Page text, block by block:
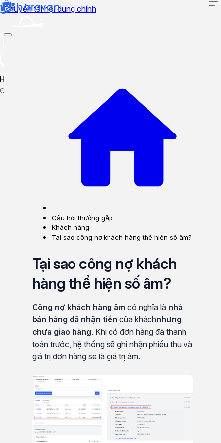
Chuyển tới nội dung chính
Hướng dẫn sử dụng
Cập nhật tính năng mới
Theo dõi ticket
Câu hỏi thường gặp
Khách hàng
Tại sao công nợ khách hàng thể hiện số âm?
Tại sao công nợ khách
hàng thể hiện số âm?
Công nợ khách hàng âm có nghĩa là nhà
bán hàng đã nhận tiền của kháchnhưng
chưa giao hàng. Khi có đơn hàng đã thanh
toán trước, hệ thống sẽ ghi nhận phiếu thu và
giá trị đơn hàng sẽ là giá trị âm.